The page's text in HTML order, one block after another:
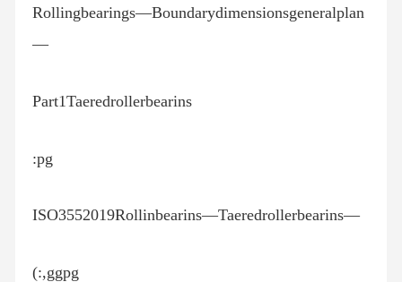
Rollingbearings—Boundarydimensionsgeneralplan
—
Part1Taeredrollerbearins
:pg
ISO3552019Rollinbearins—Taeredrollerbearins—
(:,ggpg